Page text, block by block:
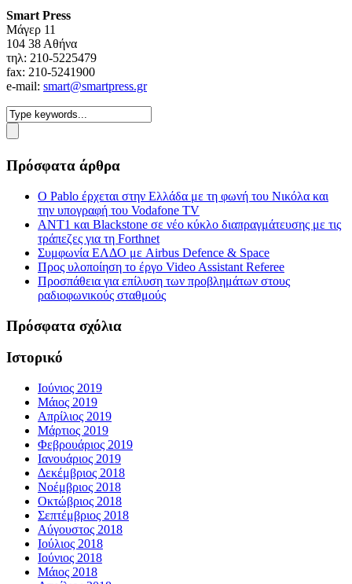
Smart Press
Mάγερ 11
104 38 Αθήνα
τηλ: 210-5225479
fax: 210-5241900
e-mail: smart@smartpress.gr
Πρόσφατα άρθρα
Ο Pablo έρχεται στην Ελλάδα με τη φωνή του Νικόλα και
την υπογραφή του Vodafone TV
ΑΝΤ1 και Blackstone σε νέο κύκλο διαπραγμάτευσης με τις
τράπεζες για τη Forthnet
Συμφωνία ΕΛΔΟ με Airbus Defence & Space
Προς υλοποίηση το έργο Video Assistant Referee
Προσπάθεια για επίλυση των προβλημάτων στους
ραδιοφωνικούς σταθμούς
Πρόσφατα σχόλια
Ιστορικό
Ιούνιος 2019
Μάιος 2019
Απρίλιος 2019
Μάρτιος 2019
Φεβρουάριος 2019
Ιανουάριος 2019
Δεκέμβριος 2018
Νοέμβριος 2018
Οκτώβριος 2018
Σεπτέμβριος 2018
Αύγουστος 2018
Ιούλιος 2018
Ιούνιος 2018
Μάιος 2018